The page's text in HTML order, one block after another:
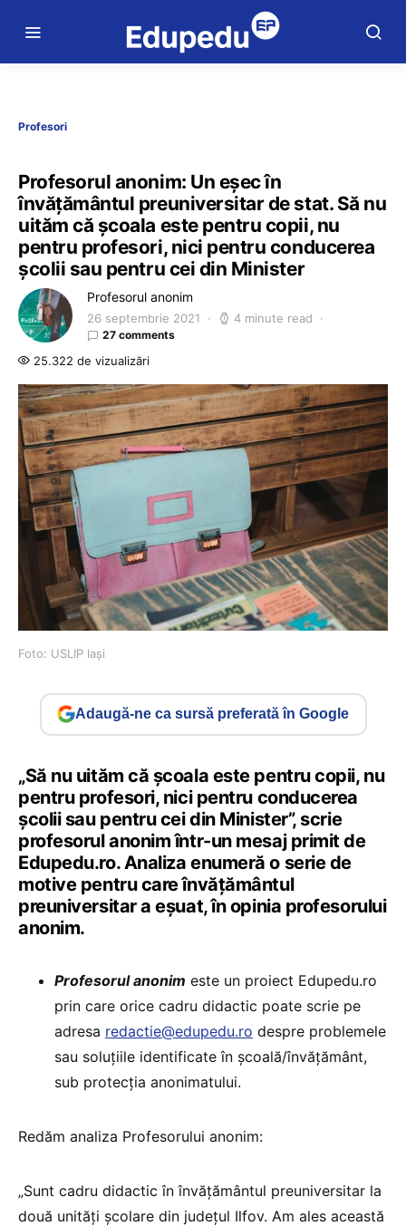
Profesori
Profesorul anonim: Un eșec în
învățământul preuniversitar de stat. Să nu
uităm că școala este pentru copii, nu
pentru profesori, nici pentru conducerea
școlii sau pentru cei din Minister
Profesorul anonim
26 septembrie 2021 4 minute read
27 comments
25.322 de vizualizări
Foto: USLIP Iași
Adaugă-ne ca sursă preferată în Google
„Să nu uităm că școala este pentru copii, nu
pentru profesori, nici pentru conducerea
școlii sau pentru cei din Minister”, scrie
profesorul anonim într-un mesaj primit de
Edupedu.ro. Analiza enumeră o serie de
motive pentru care învățământul
preuniversitar a eșuat, în opinia profesorului
anonim.
Profesorul anonim este un proiect Edupedu.ro
prin care orice cadru didactic poate scrie pe
adresa redactie@edupedu.ro despre problemele
sau soluțiile identificate în școală/învățământ,
sub protecția anonimatului.
Redăm analiza Profesorului anonim:
„Sunt cadru didactic în învățământul preuniversitar la
două unități școlare din județul Ilfov. Am ales această